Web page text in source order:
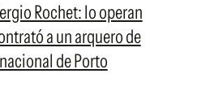
Rochet: lo operan
a un arquero de
de Porto